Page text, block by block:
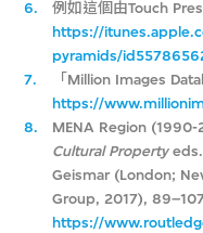
6.
例如這個由Touch
https://
pyramids/
7.
「Million Images
https://
8.
MENA Region (1990-
Cultural Propertyeds.
Geismar (London;
Group, 2017),
https://